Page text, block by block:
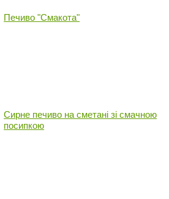
Печиво "Смакота"
Сирне печиво на сметані зі смачною
посипкою